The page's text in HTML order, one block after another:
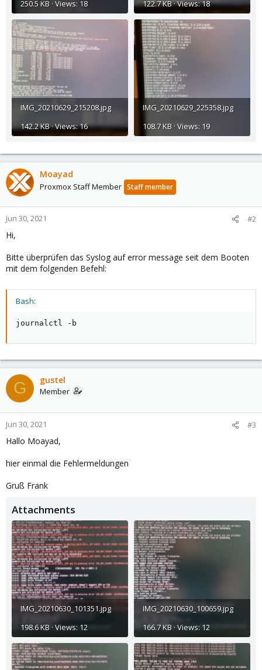
250.5 KB · Views: 18
122.7 KB · Views: 18
IMG_20210629_215208.jpg
142.2 KB · Views: 16
IMG_20210629_225358.jpg
108.7 KB · Views: 19
Moayad
Proxmox Staff Member Staff member
Jun 30, 2021 #2
Hi,
Bitte überprüfen das Syslog auf error message seit dem Booten
mit dem folgenden Befehl:
Bash:
journalctl -b
G gustel
Member
Jun 30, 2021 #3
Hallo Moayad,
hier einmal die Fehlermeldungen
Gruß Frank
Attachments
IMG_20210630_101351.jpg
198.6 KB · Views: 12
IMG_20210630_100659.jpg
166.7 KB · Views: 12